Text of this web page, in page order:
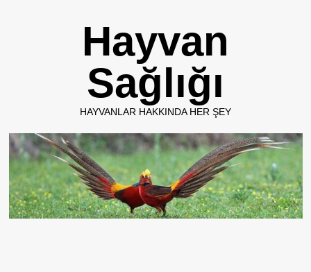
Hayvan
Sağlığı
HAYVANLAR HAKKINDA HER ŞEY